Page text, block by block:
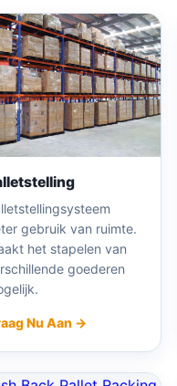
gebruik van ruimte.
het stapelen van
goederen
Nu Aan →